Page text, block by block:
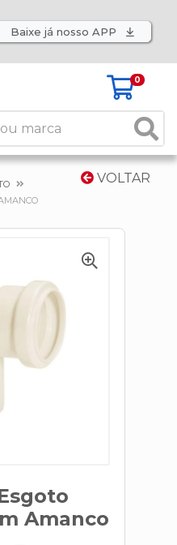
Baixe já nosso APP
0
VOLTAR
Amanco